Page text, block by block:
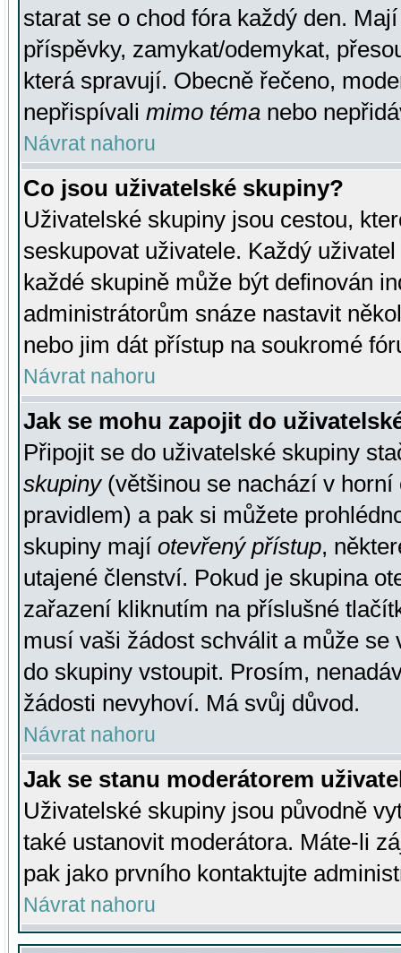
starat se o chod fóra každý den.
příspěvky, zamykat/odemykat,
která spravují. Obecně řečeno,
nepřispívali mimo téma nebo
Návrat nahoru
Co jsou uživatelské skupiny?
Uživatelské skupiny jsou cestou,
seskupovat uživatele. Každý
každé skupině může být definován
administrátorům snáze nastavit
nebo jim dát přístup na soukromé
Návrat nahoru
Jak se mohu zapojit do
Připojit se do uživatelské skupiny
skupiny(většinou se nachází v horní
pravidlem) a pak si můžete
skupiny mají otevřený přístup,
utajené členství. Pokud je skupina
zařazení kliknutím na příslušné
musí vaši žádost schválit a může se
do skupiny vstoupit. Prosím,
žádosti nevyhoví. Má svůj důvod.
Návrat nahoru
Jak se stanu moderátorem
Uživatelské skupiny jsou původně
také ustanovit moderátora. Máte-li
pak jako prvního kontaktujte
Návrat nahoru